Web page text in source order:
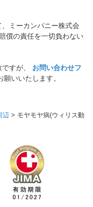
ミーカンパニー株式会
償の責任を一切負わない
すが、 お問い合わせフ
いいたします。
辺 > モヤモヤ病(ウィリス動